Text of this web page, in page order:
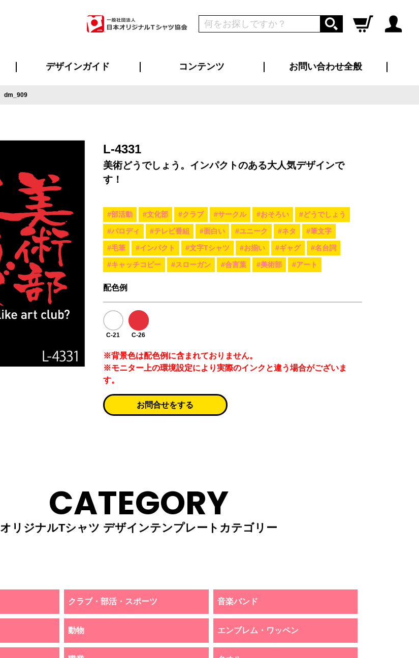
ログイン
デザインガイド コンテンツ お問い合わせ全般
dm_909
L-4331
美術どうでしょう。インパクトのある大人気デザインで
す！
#部活動 #文化部 #クラブ #サークル #おそろい #どうでしょう
#パロディ #テレビ番組 #面白い #ユニーク #ネタ #筆文字
#毛筆 #インパクト #文字Tシャツ #お揃い #ギャグ #名台詞
#キャッチコピー #スローガン #合言葉 #美術部 #アート
配色例
C-21 C-26
※背景色は配色例に含まれておりません。
※モニター上の環境設定により実際のインクと違う場合がございま
す。
お問合せをする
CATEGORY
オリジナルTシャツ デザインテンプレートカテゴリー
クラブ・部活・スポーツ 音楽バンド
動物 エンブレム・ワッペン